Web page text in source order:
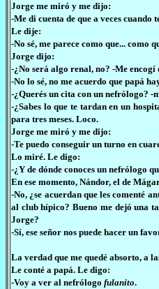
Jorge me miró y me dijo:
-Me di cuenta de que a veces cuando
Le dije:
-No sé, me parece como que... como
Jorge dijo:
-¿No será algo renal, no? -Me encogí
-No lo sé, no me acuerdo que papá
-¿Querés un cita con un nefrólogo? -
-¿Sabes lo que te tardan en un
para tres meses. Loco.
Jorge me miró y me dijo:
-Te puedo conseguir un turno en
Lo miré. Le digo:
-¿Y de dónde conoces un nefrólogo
En ese momento, Nándor, el de
-No, ¿se acuerdan que les comenté
al club hípico? Bueno me dejó una
Jorge?
-Sí, ese señor nos puede hacer un
La verdad que me quedé absorto, a
Le conté a papá. Le digo:
-Voy a ver al nefrólogo fulanito.